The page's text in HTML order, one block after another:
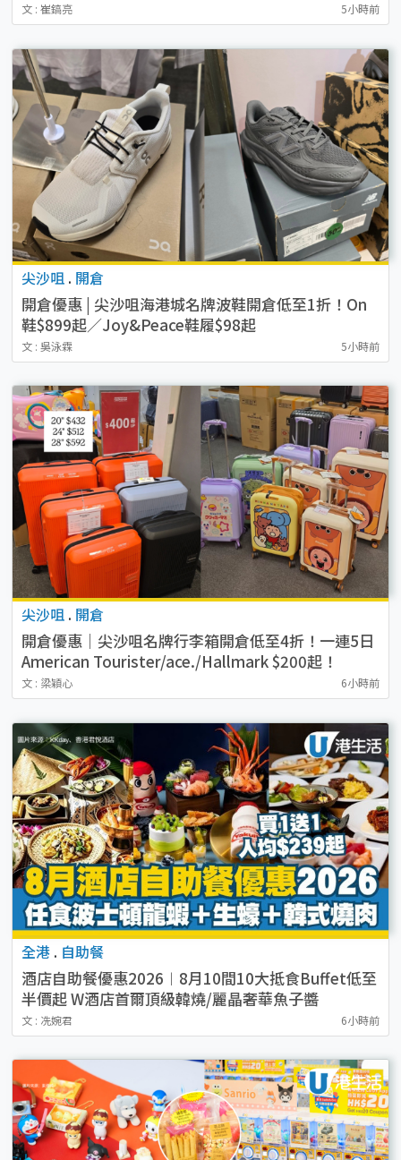
文 : 崔鎬亮 5小時前
尖沙咀 . 開倉
開倉優惠 | 尖沙咀海港城名牌波鞋開倉低至1折！On
鞋$899起／Joy&Peace鞋履$98起
文 : 吳泳霖 5小時前
尖沙咀 . 開倉
開倉優惠｜尖沙咀名牌行李箱開倉低至4折！一連5日
American Tourister/ace./Hallmark $200起！
文 : 梁穎心 6小時前
全港 . 自助餐
酒店自助餐優惠2026︱8月10間10大抵食Buffet低至
半價起 W酒店首爾頂級韓燒/麗晶奢華魚子醬
文 : 冼婉君 6小時前